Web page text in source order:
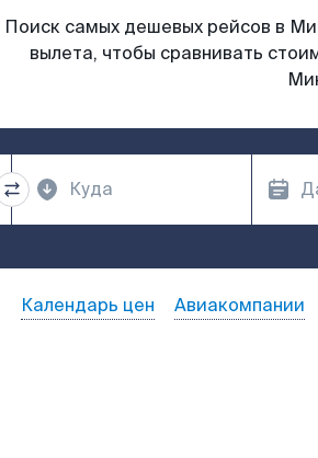
Поиск самых дешевых рейсов в
вылета, чтобы сравнивать
Календарь цен Авиакомпании